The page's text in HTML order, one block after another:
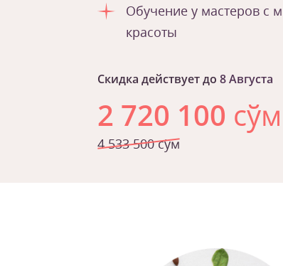
Обучение у мастеров с
красоты
Скидка действует до 8 Августа
2 720 100 сўм
4 533 500 сўм